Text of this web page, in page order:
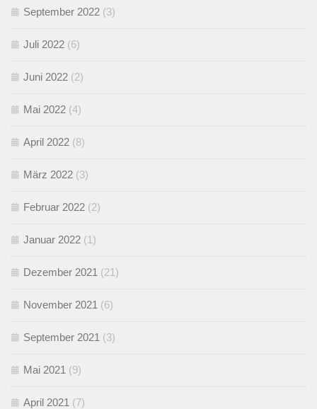
September 2022 (3)
Juli 2022 (6)
Juni 2022 (2)
Mai 2022 (4)
April 2022 (8)
März 2022 (3)
Februar 2022 (2)
Januar 2022 (1)
Dezember 2021 (21)
November 2021 (6)
September 2021 (3)
Mai 2021 (9)
April 2021 (7)